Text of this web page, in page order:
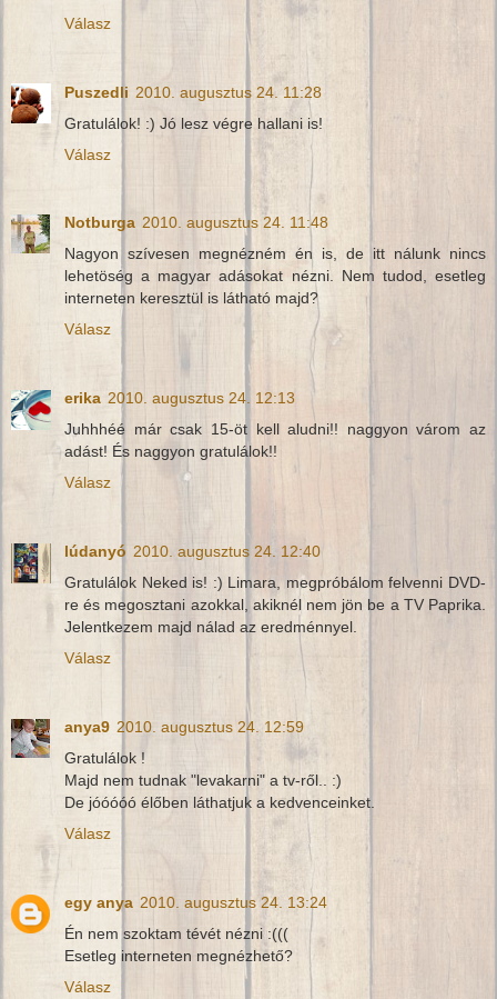
Válasz
Puszedli 2010. augusztus 24. 11:28
Gratulálok! :) Jó lesz végre hallani is!
Válasz
Notburga 2010. augusztus 24. 11:48
Nagyon szívesen megnézném én is, de itt nálunk nincs
lehetöség a magyar adásokat nézni. Nem tudod, esetleg
interneten keresztül is látható majd?
Válasz
erika 2010. augusztus 24. 12:13
Juhhhéé már csak 15-öt kell aludni!! naggyon várom az
adást! És naggyon gratulálok!!
Válasz
lúdanyó 2010. augusztus 24. 12:40
Gratulálok Neked is! :) Limara, megpróbálom felvenni DVD-
re és megosztani azokkal, akiknél nem jön be a TV Paprika.
Jelentkezem majd nálad az eredménnyel.
Válasz
anya9 2010. augusztus 24. 12:59
Gratulálok !
Majd nem tudnak "levakarni" a tv-ről.. :)
De jóóóóó élőben láthatjuk a kedvenceinket.
Válasz
egy anya 2010. augusztus 24. 13:24
Én nem szoktam tévét nézni :(((
Esetleg interneten megnézhető?
Válasz